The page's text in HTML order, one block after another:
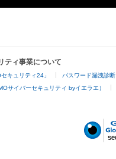
ティ事業について
キュリティ24」 パスワード漏洩診断
サイバーセキュリティ byイエラエ）